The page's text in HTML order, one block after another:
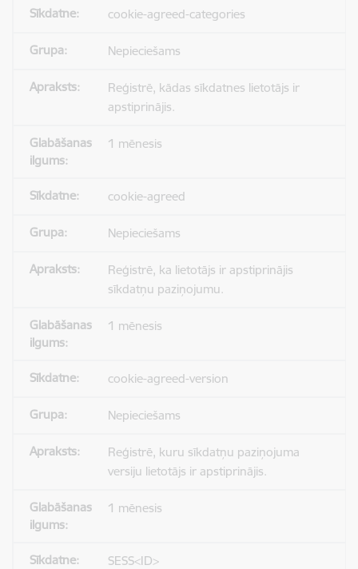
cookie-agreed-categories
Nepieciešams
Reģistrē, kādas sīkdatnes lietotājs ir
apstiprinājis.
1 mēnesis
cookie-agreed
Nepieciešams
Reģistrē, ka lietotājs ir apstiprinājis
sīkdatņu paziņojumu.
1 mēnesis
cookie-agreed-version
Nepieciešams
Reģistrē, kuru sīkdatņu paziņojuma
versiju lietotājs ir apstiprinājis.
1 mēnesis
SESS<ID>